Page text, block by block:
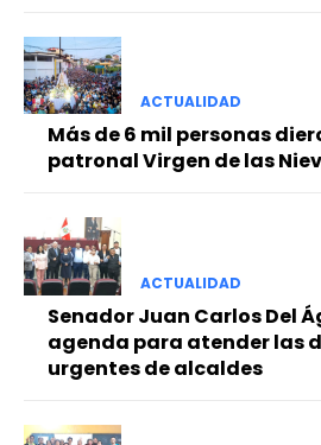
━ Planes
ACTUALIDAD
Más de 6 mil personas
patronal Virgen de las
ACTUALIDAD
Senador Juan Carlos Del
agenda para atender las
urgentes de alcaldes